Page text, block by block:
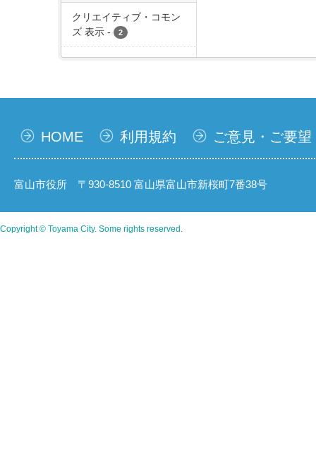
クリエイティブ・コモン
ズ 表示 - 2
HOME 利用規約 ご意見・ご要望
富山市役所 〒930-8510 富山県富山市新桜町7番38号
Copyright © Toyama City. Some rights reserved.